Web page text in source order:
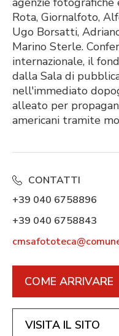
Rota, Giornalfoto,
Ugo Borsatti,
Marino Sterle.
internazionale, il
dalla Sala di
nell'immediato
alleato per
americani tramite
CONTATTI
+39 040 6758896
+39 040 6758843
COME ARRIVARE
VISITA IL SITO